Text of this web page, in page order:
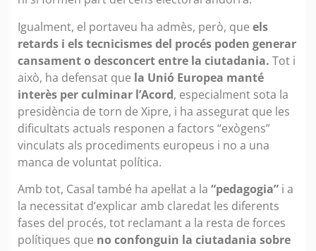
Igualment, el portaveu ha admès, però, que els
retards i els tecnicismes del procés poden generar
cansament o desconcert entre la ciutadania. Tot i
això, ha defensat que la Unió Europea manté
interès per culminar l’Acord, especialment sota la
presidència de torn de Xipre, i ha assegurat que les
dificultats actuals responen a factors “exògens”
vinculats als procediments europeus i no a una
manca de voluntat política.
Amb tot, Casal també ha apel·lat a la “pedagogia” i a
la necessitat d’explicar amb claredat les diferents
fases del procés, tot reclamant a la resta de forces
polítiques que no confonguin la ciutadania sobre